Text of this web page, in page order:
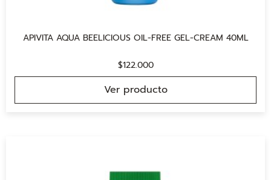
APIVITA AQUA BEELICIOUS OIL-FREE GEL-CREAM 40ML
$122.000
Ver producto